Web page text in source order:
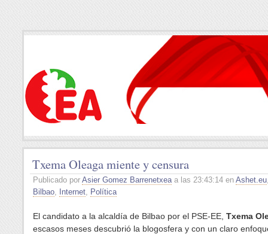
Txema Oleaga miente y censura
Publicado por Asier Gomez Barrenetxeaa las 23:43:14 en Ashet.eu
Bilbao, Internet, Política
El candidato a la alcaldía de Bilbao por el PSE-EE, Txema
escasos meses descubrió la blogosfera y con un claro